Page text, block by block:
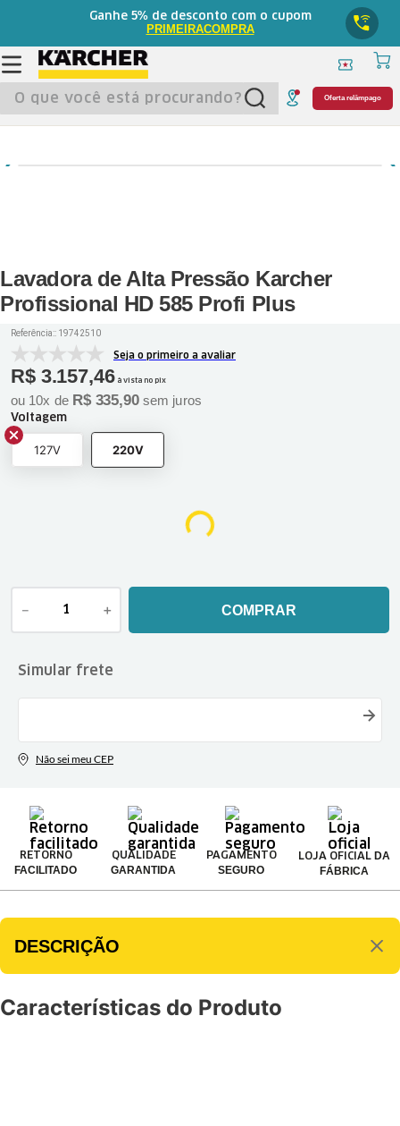
Ganhe 5%de desconto com o cupom
PRIMEIRACOMPRA
O que você está procurando? Oferta relâmpago
Lavadora de Alta Pressão Karcher
Profissional HD 585 Profi Plus
Referência:: 19742510
Seja o primeiro a avaliar
R$ 3.157,46à vista no pix
ou 10x de R$ 335,90 sem juros
Voltagem
127V 220V
＋
－ COMPRAR
RETORNO
FACILITADO
QUALIDADE
GARANTIDA
PAGAMENTO
SEGURO
LOJA OFICIAL DA
FÁBRICA
DESCRIÇÃO
Características do Produto